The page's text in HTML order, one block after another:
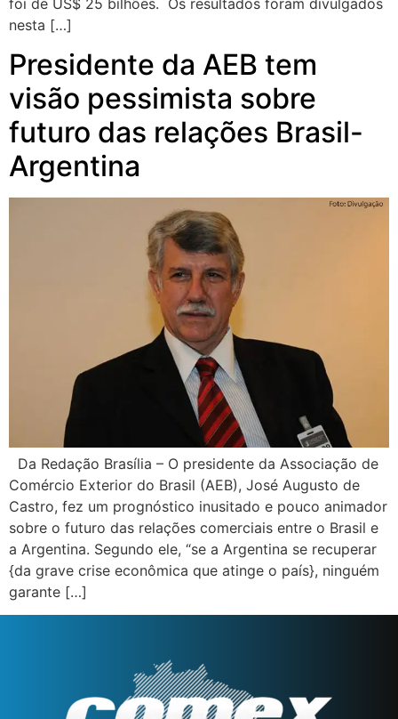
foi de US$ 25 bilhões. Os resultados foram divulgados
nesta […]
Presidente da AEB tem
visão pessimista sobre
futuro das relações Brasil-
Argentina
Da Redação Brasília – O presidente da Associação de
Comércio Exterior do Brasil (AEB), José Augusto de
Castro, fez um prognóstico inusitado e pouco animador
sobre o futuro das relações comerciais entre o Brasil e
a Argentina. Segundo ele, “se a Argentina se recuperar
{da grave crise econômica que atinge o país}, ninguém
garante […]